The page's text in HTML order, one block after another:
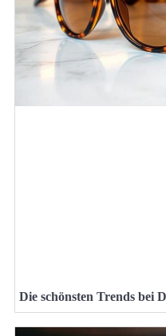
Die schönsten Trends bei